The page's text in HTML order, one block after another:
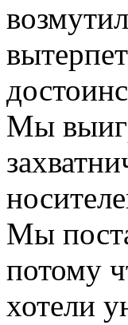
Мы
Мы
потому
хотели